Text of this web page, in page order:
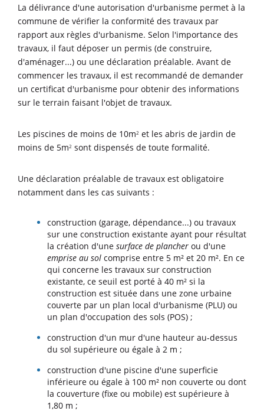
La délivrance d'une autorisation d'urbanisme permet à la
commune de vérifier la conformité des travaux par
rapport aux règles d'urbanisme. Selon l'importance des
travaux, il faut déposer un permis (de construire,
d'aménager...) ou une déclaration préalable. Avant de
commencer les travaux, il est recommandé de demander
un certificat d'urbanisme pour obtenir des informations
sur le terrain faisant l'objet de travaux.
Les piscines de moins de 10m2 et les abris de jardin de
moins de 5m2 sont dispensés de toute formalité.
Une déclaration préalable de travaux est obligatoire
notamment dans les cas suivants :
construction (garage, dépendance...) ou travaux
sur une construction existante ayant pour résultat
la création d'une surface de plancher ou d'une
emprise au sol comprise entre 5 m² et 20 m². En ce
qui concerne les travaux sur construction
existante, ce seuil est porté à 40 m² si la
construction est située dans une zone urbaine
couverte par un plan local d'urbanisme (PLU) ou
un plan d'occupation des sols (POS) ;
construction d'un mur d'une hauteur au-dessus
du sol supérieure ou égale à 2 m ;
construction d'une piscine d'une superficie
inférieure ou égale à 100 m² non couverte ou dont
la couverture (fixe ou mobile) est supérieure à
1,80 m ;